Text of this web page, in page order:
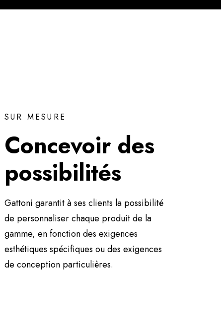
SUR MESURE
Concevoir des
possibilités
Gattoni garantit à ses clients la possibilité
de personnaliser chaque produit de la
gamme, en fonction des exigences
esthétiques spécifiques ou des exigences
de conception particulières.